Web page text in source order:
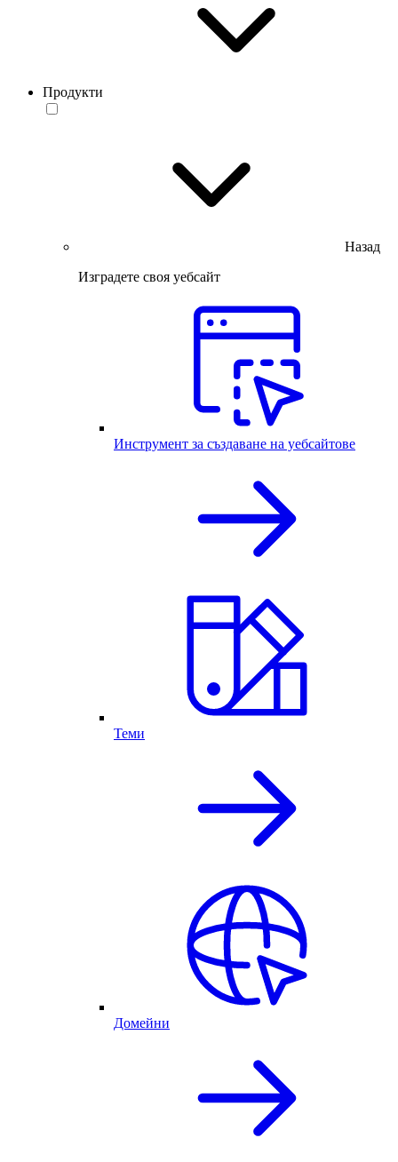
Продукти
Назад
Изградете своя уебсайт
Инструмент за създаване на уебсайтове
Теми
Домейни